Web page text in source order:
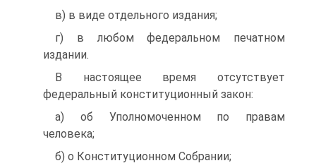
в) в виде отдельного издания;
г) в любом федеральном печатном
издании.
В настоящее время отсутствует
федеральный конституционный закон:
а) об Уполномоченном по правам
человека;
б) о Конституционном Собрании;